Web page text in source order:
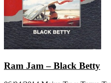
Ram Jam – Black Betty